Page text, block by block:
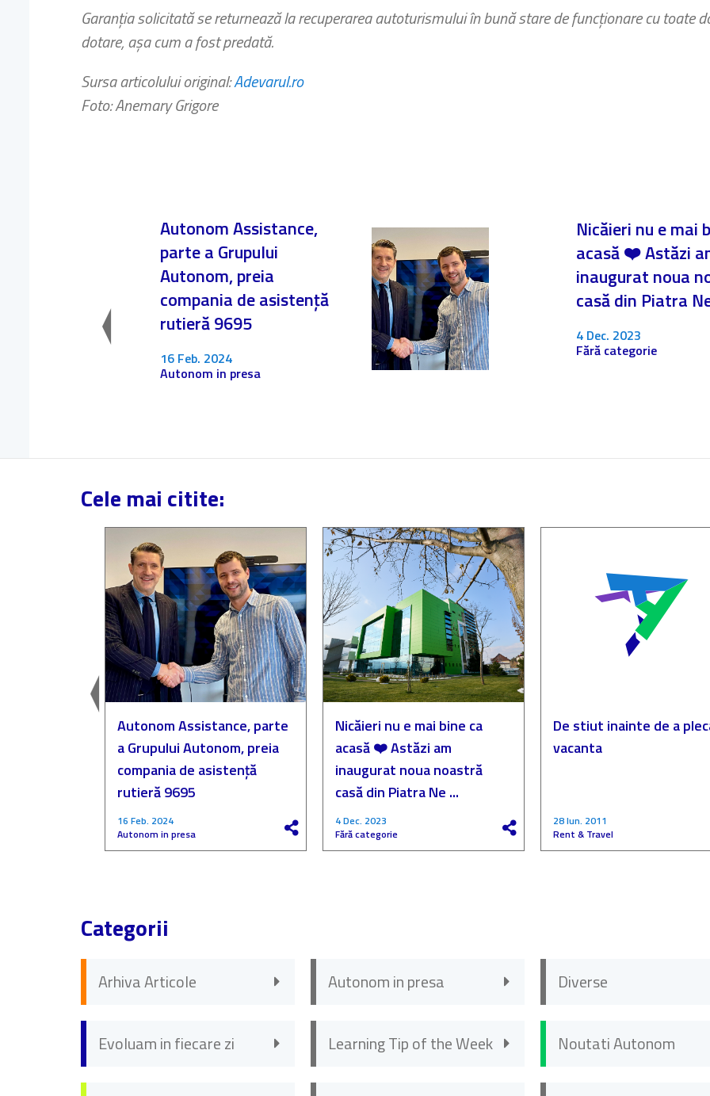
Garanţia solicitată se returnează la recuperarea autoturismului în bună stare de funcţionare cu toate
dotare, aşa cum a fost predată.
Sursa articolului original:Adevarul.ro
Foto: Anemary Grigore
Autonom Assistance,
parte a Grupului
Autonom, preia
compania de asistență
rutieră 9695
16 Feb. 2024
Autonom in presa
Nicăieri nu e mai
acasă ❤️ Astăzi
inaugurat noua
casă din Piatra
4 Dec. 2023
Fără categorie
Cele mai citite:
Autonom Assistance, parte
a Grupului Autonom, preia
compania de asistență
rutieră 9695
16 Feb. 2024
Autonom in presa
Nicăieri nu e mai bine ca
acasă ❤️ Astăzi am
inaugurat noua noastră
casă din Piatra Ne ...
4 Dec. 2023
Fără categorie
De stiut inainte de a
vacanta
28 Iun. 2011
Rent & Travel
Categorii
Arhiva Articole Autonom in presa Diverse
Evoluam in fiecare zi Learning Tip of the Week Noutati Autonom